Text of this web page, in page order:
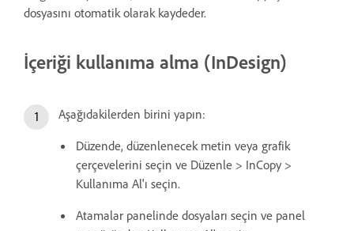
dosyasını otomatik olarak kaydeder.
İçeriği kullanıma alma (InDesign)
Aşağıdakilerden birini yapın:
Düzende, düzenlenecek metin veya grafik
çerçevelerini seçin ve Düzenle > InCopy >
Kullanıma Al'ı seçin.
Atamalar panelinde dosyaları seçin ve panel